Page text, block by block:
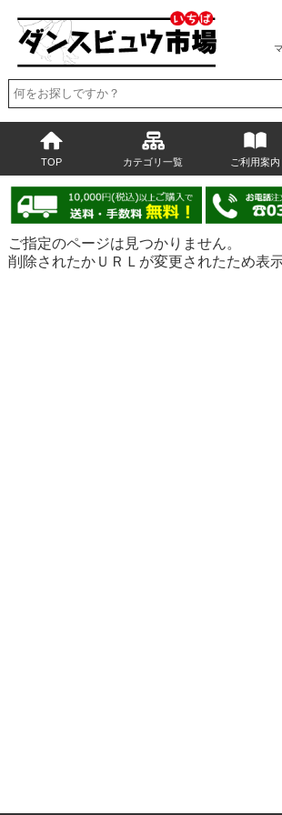
TOP カテゴリ一覧 ご利用案内
ご指定のページは見つかりません。
削除されたかＵＲＬが変更されたため表